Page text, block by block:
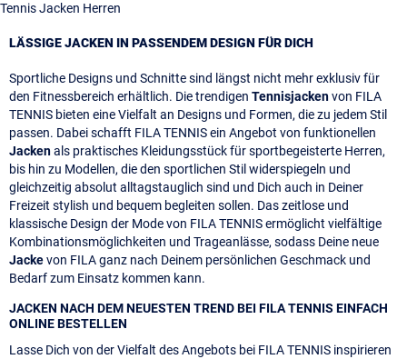
Tennis Jacken Herren
LÄSSIGE JACKEN IN PASSENDEM DESIGN FÜR DICH
Sportliche Designs und Schnitte sind längst nicht mehr exklusiv für
den Fitnessbereich erhältlich. Die trendigen Tennisjackenvon FILA
TENNIS bieten eine Vielfalt an Designs und Formen, die zu jedem Stil
passen. Dabei schafft FILA TENNIS ein Angebot von funktionellen
Jackenals praktisches Kleidungsstück für sportbegeisterte Herren,
bis hin zu Modellen, die den sportlichen Stil widerspiegeln und
gleichzeitig absolut alltagstauglich sind und Dich auch in Deiner
Freizeit stylish und bequem begleiten sollen. Das zeitlose und
klassische Design der Mode von FILA TENNIS ermöglicht vielfältige
Kombinationsmöglichkeiten und Trageanlässe, sodass Deine neue
Jackevon FILA ganz nach Deinem persönlichen Geschmack und
Bedarf zum Einsatz kommen kann.
JACKEN NACH DEM NEUESTEN TREND BEI FILA TENNIS EINFACH
ONLINE BESTELLEN
Lasse Dich von der Vielfalt des Angebots bei FILA TENNIS inspirieren